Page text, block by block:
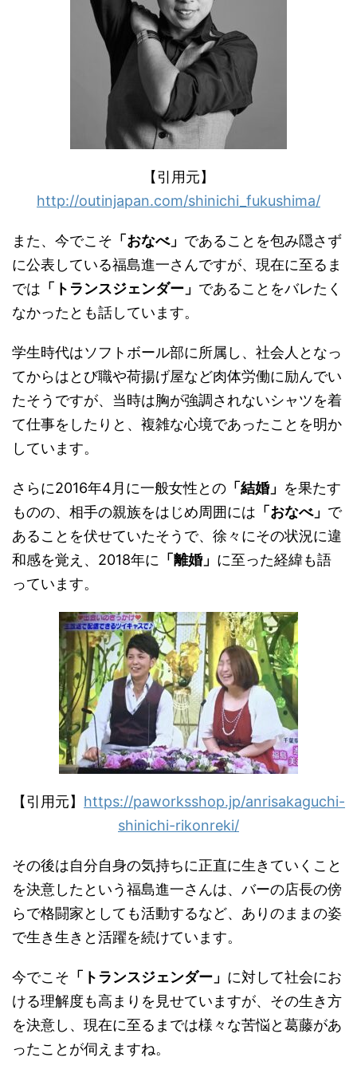
【引用元】
http://outinjapan.com/shinichi_fukushima/
また、今でこそ 「おなべ」 であることを包み隠さず
に公表している福島進一さんですが、現在に至るま
では 「トランスジェンダー」 であることをバレたく
なかったとも話しています。
学生時代はソフトボール部に所属し、社会人となっ
てからはとび職や荷揚げ屋など肉体労働に励んでい
たそうですが、当時は胸が強調されないシャツを着
て仕事をしたりと、複雑な心境であったことを明か
しています。
さらに2016年4月に一般女性との 「結婚」 を果たす
ものの、相手の親族をはじめ周囲には 「おなべ」 で
あることを伏せていたそうで、徐々にその状況に違
和感を覚え、2018年に 「離婚」 に至った経緯も語
っています。
【引用元】 https://paworksshop.jp/anrisakaguchi-
shinichi-rikonreki/
その後は自分自身の気持ちに正直に生きていくこと
を決意したという福島進一さんは、バーの店長の傍
らで格闘家としても活動するなど、ありのままの姿
で生き生きと活躍を続けています。
今でこそ 「トランスジェンダー」 に対して社会にお
ける理解度も高まりを見せていますが、その生き方
を決意し、現在に至るまでは様々な苦悩と葛藤があ
ったことが伺えますね。